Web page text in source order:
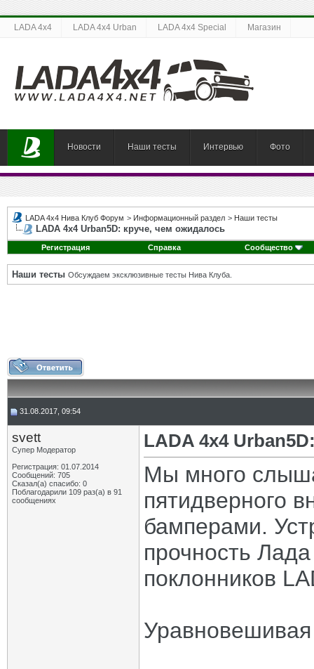
LADA 4x4 LADA 4x4 Urban LADA 4x4 Special Магазин
Новости Наши тесты Интервью Фото
LADA 4x4 Нива Клуб Форум > Информационный раздел > Наши тесты
LADA 4x4 Urban5D: круче, чем ожидалось
Регистрация Справка Сообщество
Наши тесты Обсуждаем эксклюзивные тесты Нива Клуба.
31.08.2017, 09:54
svett
Супер Модератор
Регистрация: 01.07.2014
Сообщений: 705
Сказал(а) спасибо: 0
Поблагодарили 109 раз(а) в 91
сообщениях
LADA 4x4
Мы много
пятидверного
бамперами.
прочность
поклонников